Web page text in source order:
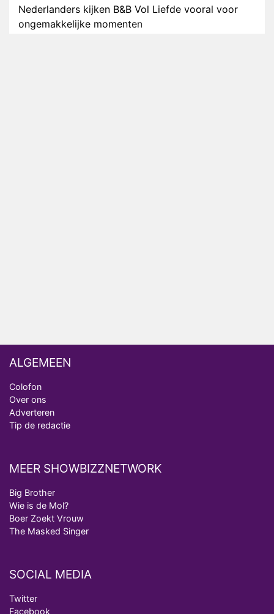
Nederlanders kijken B&B Vol Liefde vooral voor
ongemakkelijke momenten
ALGEMEEN
Colofon
Over ons
Adverteren
Tip de redactie
MEER SHOWBIZZNETWORK
Big Brother
Wie is de Mol?
Boer Zoekt Vrouw
The Masked Singer
SOCIAL MEDIA
Twitter
Facebook